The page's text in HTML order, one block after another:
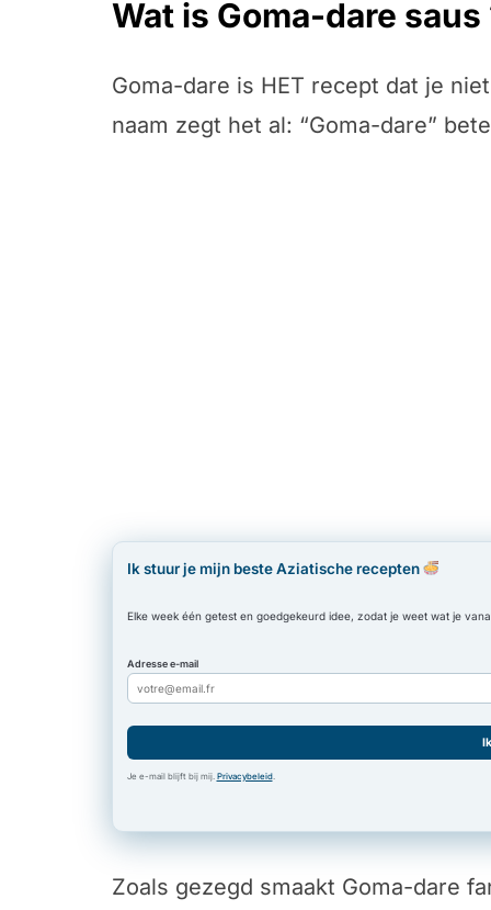
Wat is Goma-dare saus
Goma-dare is HET recept dat je
naam zegt het al: “Goma-dare”
Ik stuur je mijn beste Aziatische recepten
Elke week één getest en goedgekeurd idee, zodat je weet wat je
Adresse e-mail
Je e-mail blijft bij mij. Privacybeleid.
Zoals gezegd smaakt Goma-dare